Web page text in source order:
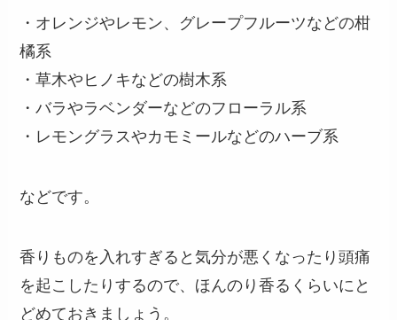
・オレンジやレモン、グレープフルーツなどの柑
橘系
・草木やヒノキなどの樹木系
・バラやラベンダーなどのフローラル系
・レモングラスやカモミールなどのハーブ系
などです。
香りものを入れすぎると気分が悪くなったり頭痛
を起こしたりするので、ほんのり香るくらいにと
どめておきましょう。